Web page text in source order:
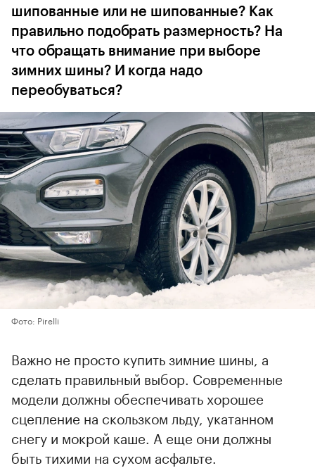
шипованные или не шипованные? Как
правильно подобрать размерность? На
что обращать внимание при выборе
зимних шины? И когда надо
переобуваться?
Фото: Pirelli
Важно не просто купить зимние шины, а
сделать правильный выбор. Современные
модели должны обеспечивать хорошее
сцепление на скользком льду, укатанном
снегу и мокрой каше. А еще они должны
быть тихими на сухом асфальте.